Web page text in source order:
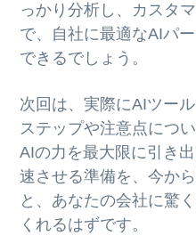
っかり分析し、カスタ
で、自社に最適なAIパ
できるでしょう。
次回は、実際にAIツー
ステップや注意点につ
AIの力を最大限に引き
速させる準備を、今か
と、あなたの会社に驚
くれるはずです。